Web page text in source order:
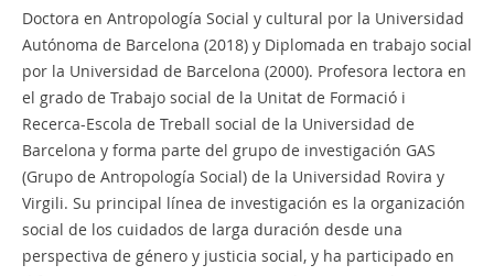
Doctora en Antropología Social y cultural por la Universidad
Autónoma de Barcelona (2018) y Diplomada en trabajo social
por la Universidad de Barcelona (2000). Profesora lectora en
el grado de Trabajo social de la Unitat de Formació i
Recerca-Escola de Treball social de la Universidad de
Barcelona y forma parte del grupo de investigación GAS
(Grupo de Antropología Social) de la Universidad Rovira y
Virgili. Su principal línea de investigación es la organización
social de los cuidados de larga duración desde una
perspectiva de género y justicia social, y ha participado en